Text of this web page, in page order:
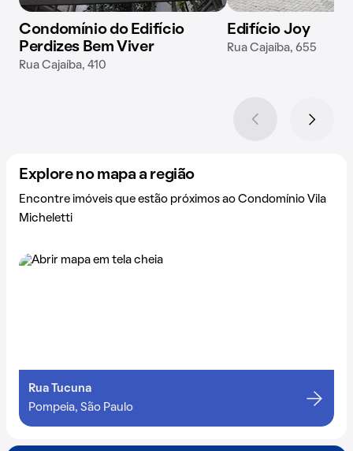
Condomínio do Edifício
Perdizes Bem Viver
Rua Cajaíba, 410
Edifício Joy
Rua Cajaíba, 655
Explore no mapa a região
Encontre imóveis que estão próximos ao Condomínio Vila
Micheletti
Rua Tucuna
Pompeia, São Paulo